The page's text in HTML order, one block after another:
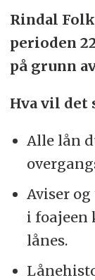
Rindal
perioden
på grunn
Hva vil det
Alle lån
Aviser
i foajeen
lånes.